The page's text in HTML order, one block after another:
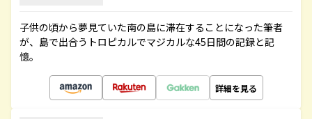
子供の頃から夢見ていた南の島に滞在することになった筆者
が、島で出合うトロピカルでマジカルな45日間の記録と記
憶。
詳細を見る